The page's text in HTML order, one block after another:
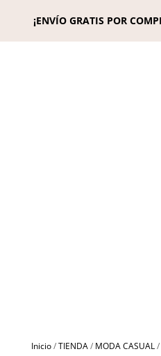
¡ENVÍO GRATIS POR
Inicio/TIENDA/ MODA CASUAL/